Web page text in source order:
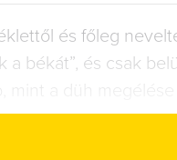
és főleg
a békát”, és csak